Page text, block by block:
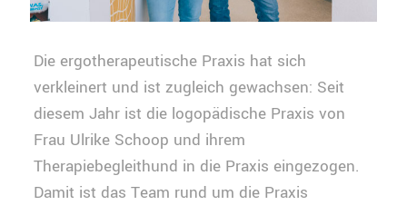
Die ergotherapeutische Praxis hat sich
verkleinert und ist zugleich gewachsen: Seit
diesem Jahr ist die logopädische Praxis von
Frau Ulrike Schoop und ihrem
Therapiebegleithund in die Praxis eingezogen.
Damit ist das Team rund um die Praxis